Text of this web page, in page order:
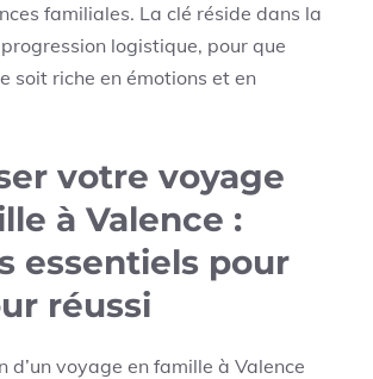
familiales. La clé réside dans la
logistique, pour que
soit riche en émotions et en
votre voyage
à Valence :
essentiels pour
réussi
d’un voyage en famille à Valence